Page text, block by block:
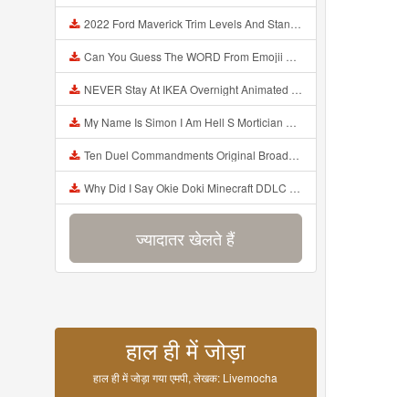
2022 Ford Maverick Trim Levels And Standard Features Explained Mp3
Can You Guess The WORD From Emojii COMPOUND WORD EMOJII CHALLENGE 90 PEOPLE FAIL Guess Mp3
NEVER Stay At IKEA Overnight Animated SCP 3008 Horror Story Mp3
My Name Is Simon I Am Hell S Mortician And I Am Going To Kill God Creepypasta Mp3
Ten Duel Commandments Original Broadway Cast Of Hamilton Lyrics Mp3
Why Did I Say Okie Doki Minecraft DDLC Animated Music Video Song By The Stupendium Mp3
ज्यादातर खेलते हैं
हाल ही में जोड़ा
हाल ही में जोड़ा गया एमपी, लेखक: Livemocha